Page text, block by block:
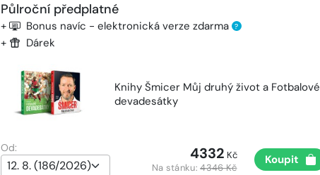
Půlroční předplatné
+ Bonus navíc - elektronická verze zdarma ?
+ Dárek
Knihy Šmicer Můj druhý život a Fotbalové
devadesátky
Od: 4332 Kč
Na stánku:4346 Kč
Koupit